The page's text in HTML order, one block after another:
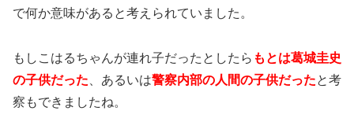
で何か意味があると考えられていました。
もしこはるちゃんが連れ子だったとしたら もとは葛城圭史
の子供だった 、あるいは警察内部の人間の子供だったと考
察もできましたね。